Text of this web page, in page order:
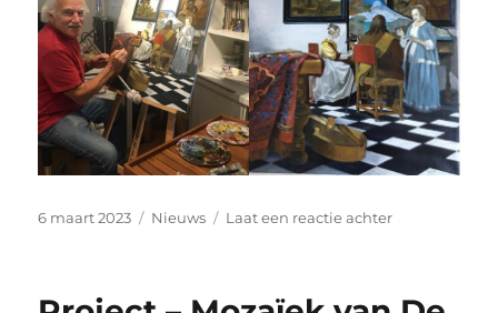
Geplaatst
6 maart 2023 Categorieën
Nieuws Laat een reactie achterop